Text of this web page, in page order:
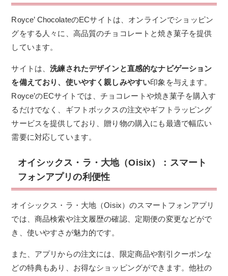
Royce’ ChocolateのECサイトは、オンラインでショッピン
グをする人々に、高品質のチョコレートと焼き菓子を提供
しています。
サイトは、洗練されたデザインと直感的なナビゲーション
を備えており、使いやすく親しみやすい印象を与えます。
Royce’のECサイトでは、チョコレートや焼き菓子を購入す
るだけでなく、ギフトボックスの注文やギフトラッピング
サービスを提供しており、贈り物の購入にも最適で幅広い
需要に対応しています。
オイシックス・ラ・大地（Oisix）：スマート
フォンアプリの利便性
オイシックス・ラ・大地（Oisix）のスマートフォンアプリ
では、商品検索や注文履歴の確認、定期便の変更などがで
き、使いやすさが魅力的です。
また、アプリからの注文には、限定商品や割引クーポンな
どの特典もあり、お得なショッピングができます。他社の